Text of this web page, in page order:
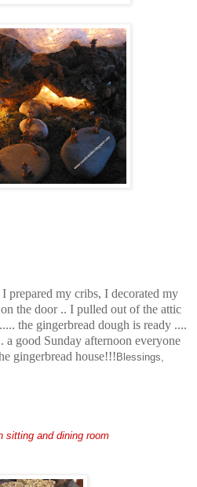
prepared my cribs, I decorated my
the door .. I pulled out of the attic
the gingerbread dough is ready ....
good Sunday afternoon everyone
gingerbread house!!! Blessings,
sitting and dining room